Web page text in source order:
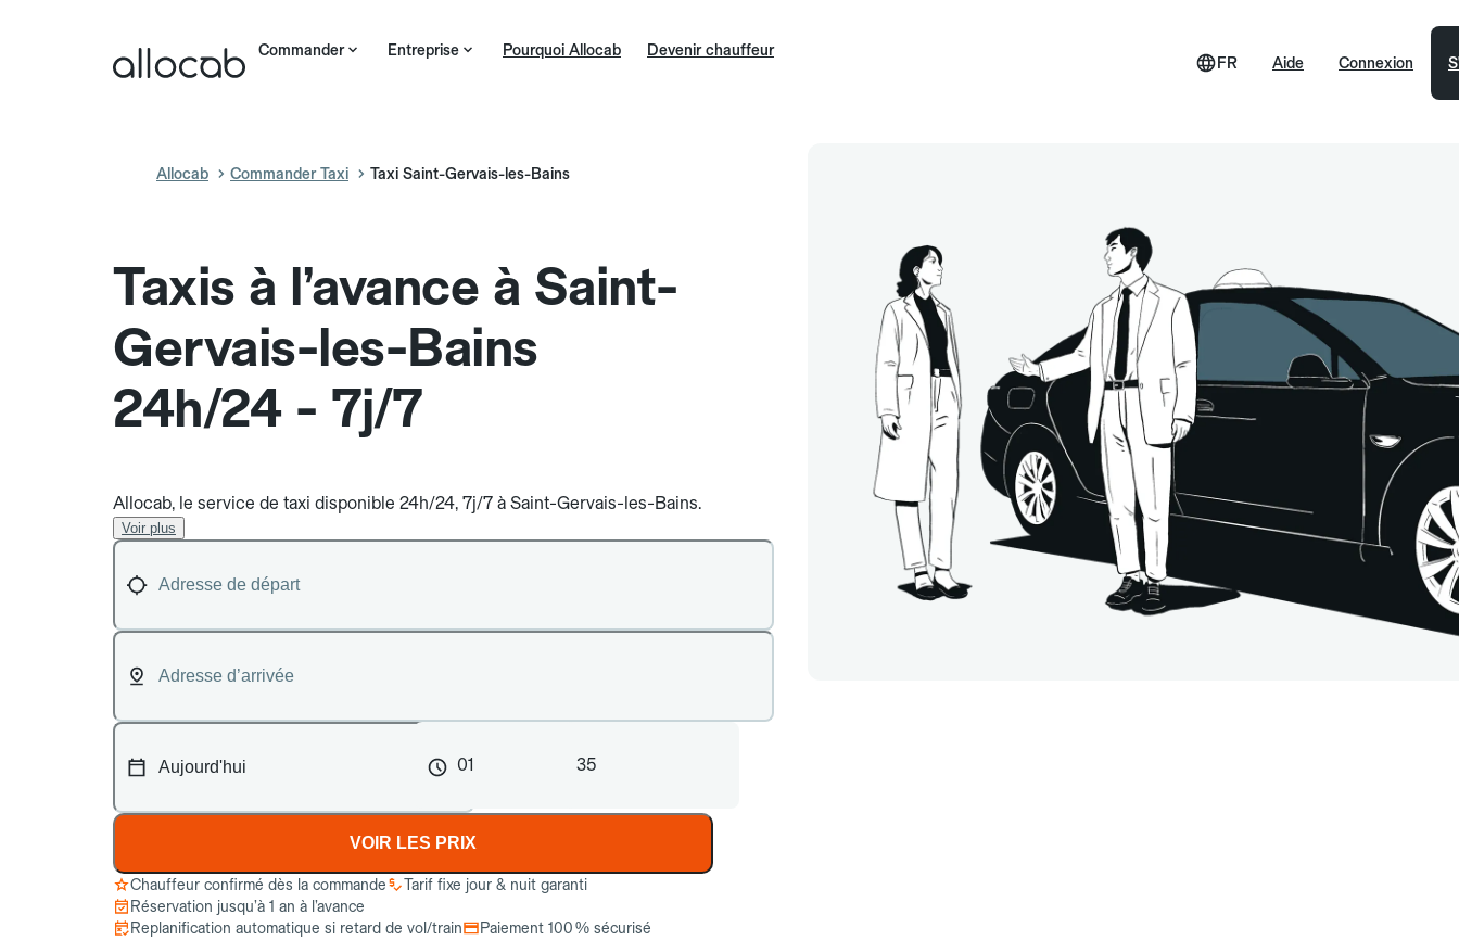
Commander Entreprise Pourquoi Allocab Devenir chauffeur
Aide
FR Connexion
Allocab Commander Taxi Taxi Saint-Gervais-les-Bains
Taxis à l’avance à Saint-
Gervais-les-Bains
24h/24 - 7j/7
Allocab, le service de taxi disponible 24h/24, 7j/7 à Saint-Gervais-les-Bains.
Voir plus
01 35
VOIR LES PRIX
Chauffeur confirmé dès la commande
Tarif fixe jour & nuit garanti
Réservation jusqu’à 1 an à l’avance
Replanification automatique si retard de vol/train
Paiement 100 % sécurisé